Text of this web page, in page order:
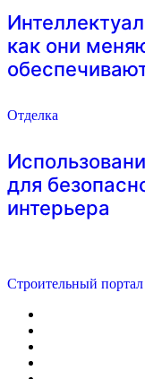
как они
Отделка
для
интерьера
Строительный портал